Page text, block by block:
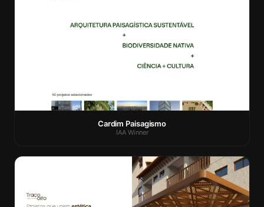
Cardim Paisagismo
IAA Winner